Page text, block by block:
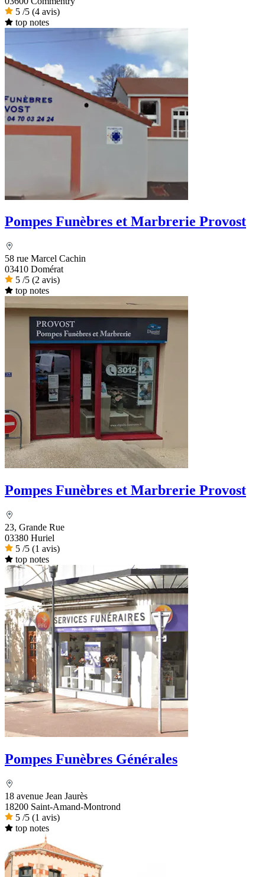
5 /5 (4 avis)
top notes
Pompes Funèbres et Marbrerie Provost
58 rue Marcel Cachin
03410 Domérat
5 /5 (2 avis)
top notes
Pompes Funèbres et Marbrerie Provost
23, Grande Rue
03380 Huriel
5 /5 (1 avis)
top notes
Pompes Funèbres Générales
18 avenue Jean Jaurès
18200 Saint-Amand-Montrond
5 /5 (1 avis)
top notes